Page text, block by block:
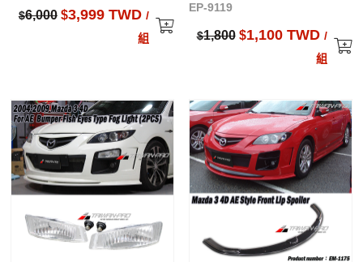
$6,000 $3,999 TWD /
組
EP-9119
$1,800 $1,100 TWD /
組